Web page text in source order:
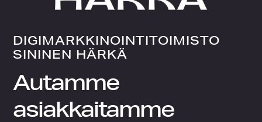
DIGIMARKKINOINTITOIMISTO
SININEN HÄRKÄ
Autamme
asiakkaitamme